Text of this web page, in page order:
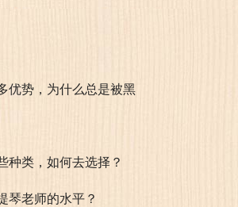
优势，为什么总是被黑
种类，如何去选择？
琴老师的水平？